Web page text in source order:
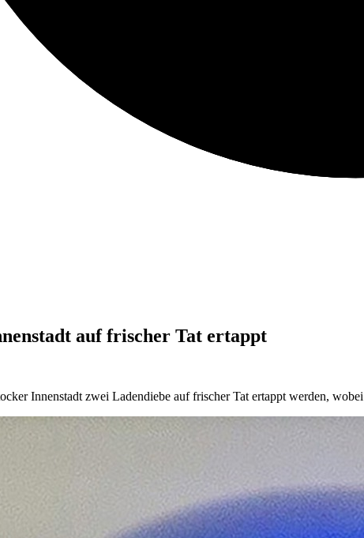
auf frischer Tat ertappt
Innenstadt zwei Ladendiebe auf frischer Tat ertappt werden,